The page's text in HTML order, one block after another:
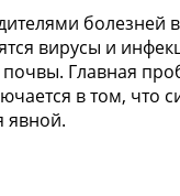
болезней
вирусы и
Главная
в том, что
явной.